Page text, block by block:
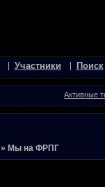
Участники Поиск
Активные
»Мы на ФРПГ